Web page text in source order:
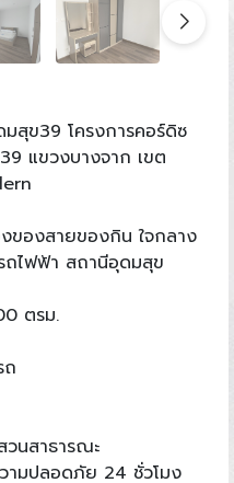
มสุข39 โครงการคอร์ดิซ
แขวงบางจาก เขต
ของสายของกิน ใจกลาง
ไฟฟ้า สถานีอุดมสุข
ตรม.
วนสาธารณะ
ามปลอดภัย 24 ชั่วโมง